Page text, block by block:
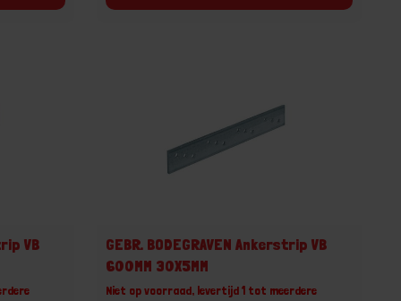
VB
GEBR. BODEGRAVEN Ankerstrip VB
600MM 30X5MM
Niet op voorraad, levertijd 1 tot meerdere